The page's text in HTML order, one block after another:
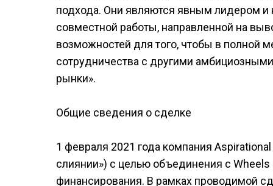
подхода. Они являются явным лидером
совместной работы, направленной на
возможностей для того, чтобы в полной
сотрудничества с другими
рынки».
Общие сведения о сделке
1 февраля 2021 года компания
слиянии») с целью объединения с
финансирования. В рамках проводимой